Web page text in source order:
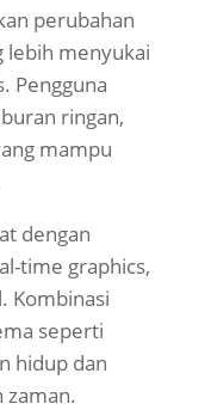
perubahan
lebih menyukai
Pengguna
ringan,
mampu
dengan
time graphics,
Kombinasi
seperti
hidup dan
zaman.